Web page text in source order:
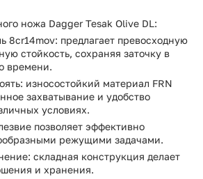
ножа Dagger Tesak Olive DL:
8cr14mov: предлагает превосходную
стойкость, сохраняя заточку в
времени.
износостойкий материал FRN
захватывание и удобство
условиях.
позволяет эффективно
режущими задачами.
складная конструкция делает
и хранения.